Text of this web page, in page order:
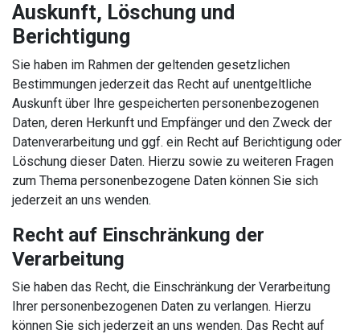
Auskunft, Löschung und
Berichtigung
Sie haben im Rahmen der geltenden gesetzlichen
Bestimmungen jederzeit das Recht auf unentgeltliche
Auskunft über Ihre gespeicherten personenbezogenen
Daten, deren Herkunft und Empfänger und den Zweck der
Datenverarbeitung und ggf. ein Recht auf Berichtigung oder
Löschung dieser Daten. Hierzu sowie zu weiteren Fragen
zum Thema personenbezogene Daten können Sie sich
jederzeit an uns wenden.
Recht auf Einschränkung der
Verarbeitung
Sie haben das Recht, die Einschränkung der Verarbeitung
Ihrer personenbezogenen Daten zu verlangen. Hierzu
können Sie sich jederzeit an uns wenden. Das Recht auf